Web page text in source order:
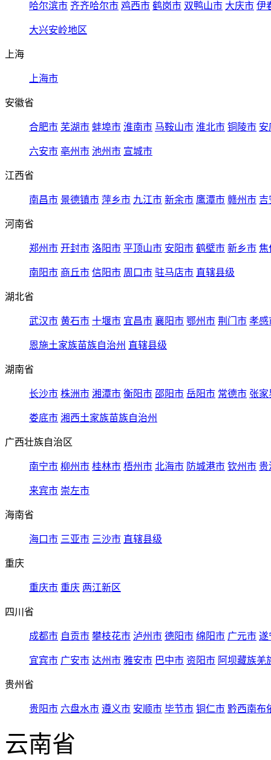
哈尔滨市 齐齐哈尔市 鸡西市 鹤岗市 双鸭山市 大庆市 伊
大兴安岭地区
上海
上海市
安徽省
合肥市 芜湖市 蚌埠市 淮南市 马鞍山市 淮北市 铜陵市 安
六安市 亳州市 池州市 宣城市
江西省
南昌市 景德镇市 萍乡市 九江市 新余市 鹰潭市 赣州市 吉
河南省
郑州市 开封市 洛阳市 平顶山市 安阳市 鹤壁市 新乡市 焦
南阳市 商丘市 信阳市 周口市 驻马店市 直辖县级
湖北省
武汉市 黄石市 十堰市 宜昌市 襄阳市 鄂州市 荆门市 孝感
恩施土家族苗族自治州 直辖县级
湖南省
长沙市 株洲市 湘潭市 衡阳市 邵阳市 岳阳市 常德市 张家
娄底市 湘西土家族苗族自治州
广西壮族自治区
南宁市 柳州市 桂林市 梧州市 北海市 防城港市 钦州市 贵
来宾市 崇左市
海南省
海口市 三亚市 三沙市 直辖县级
重庆
重庆市 重庆 两江新区
四川省
成都市 自贡市 攀枝花市 泸州市 德阳市 绵阳市 广元市 遂
宜宾市 广安市 达州市 雅安市 巴中市 资阳市 阿坝藏族羌
贵州省
贵阳市 六盘水市 遵义市 安顺市 毕节市 铜仁市 黔西南布
云南省